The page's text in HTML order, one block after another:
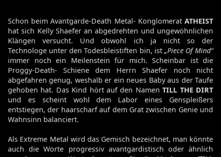
Schon beim Avantgarde-Death Metal- Konglomerat ATHEIST
hat sich Kelly Shaefer an abgedrehten und ungewöhnlichen
Klängen versucht. Und obwohl ich ja nicht so der
Technologe unter den Todesbleistiften bin, ist „Piece Of Mind“
immer noch ein Meilenstein für mich. Scheinbar ist die
Proggy-Death- Schiene dem Herrn Shaefer noch nicht
abgefahren genug, weshalb er ein neues Baby aus der Taufe
gehoben hat. Das Kind hört auf den NamenTILL THE DIRT
und es scheint wohl dem Labor eines Genspleißers
entstiegen, der haarscharf auf dem Grat zwischen Genie und
Wahnsinn balanciert.
Als Extreme Metal wird das Gemisch bezeichnet, man könnte
auch die Worte progressiv avantgardistisch oder ähnlich